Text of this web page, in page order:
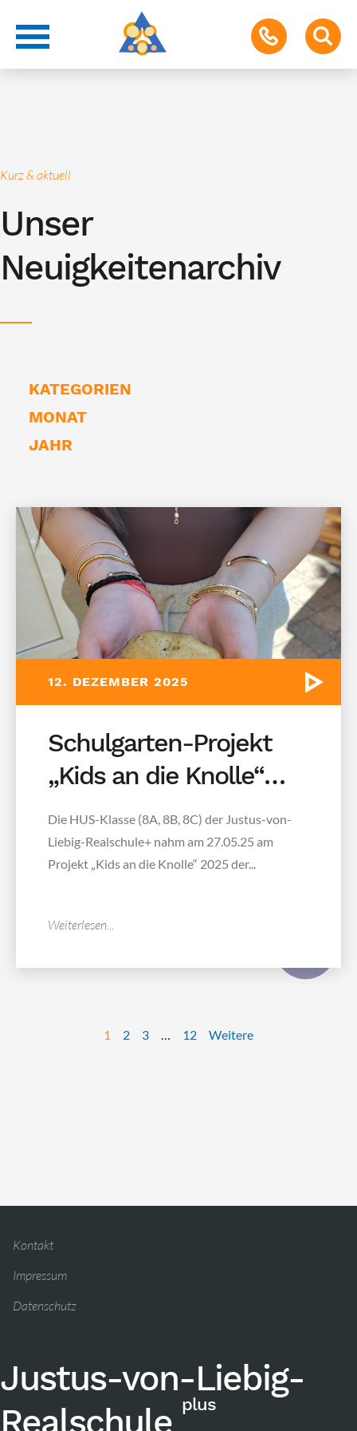
Kurz & aktuell
Unser
Neuigkeitenarchiv
KATEGORIEN
MONAT
JAHR
12. DEZEMBER 2025
Schulgarten-Projekt
„Kids an die Knolle“
2025 meets HUS-
Klasse
Die HUS-Klasse (8A, 8B, 8C) der Justus-von-
Liebig-Realschule+ nahm am 27.05.25 am
Projekt „Kids an die Knolle“ 2025 der...
Weiterlesen...
1 2 3 … 12 Weitere
Kontakt
Impressum
Datenschutz
Justus-von-Liebig-
Realschule plus